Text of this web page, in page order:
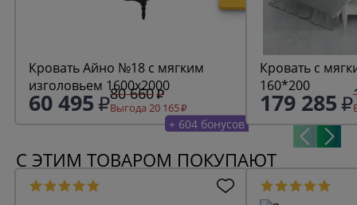
Кровать Айно №18 с мягким
изголовьем 1600х2000
60 495 80 660
Выгода 20 165
+ 604 бонусов
Кровать с
160*200
179 285
С ЭТИМ ТОВАРОМ ПОКУПАЮТ